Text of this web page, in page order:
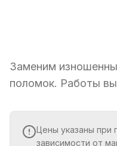
Заменим
поломок. Работы
Цены указаны при
зависимости от